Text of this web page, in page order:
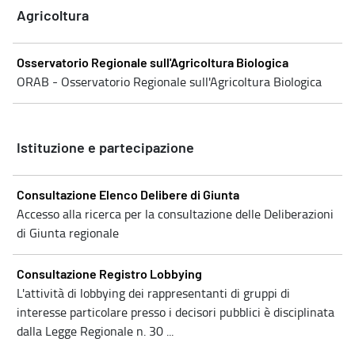
Agricoltura
Osservatorio Regionale sull'Agricoltura Biologica
ORAB - Osservatorio Regionale sull'Agricoltura Biologica
Istituzione e partecipazione
Consultazione Elenco Delibere di Giunta
Accesso alla ricerca per la consultazione delle Deliberazioni
di Giunta regionale
Consultazione Registro Lobbying
L'attività di lobbying dei rappresentanti di gruppi di
interesse particolare presso i decisori pubblici è disciplinata
dalla Legge Regionale n. 30 ...